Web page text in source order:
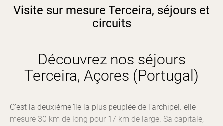
Visite sur mesure Terceira, séjours et
circuits
Découvrez nos séjours
Terceira, Açores (Portugal)
C’est la deuxième île la plus peuplée de l’archipel. elle
mesure 30 km de long pour 17 km de large. Sa capitale,